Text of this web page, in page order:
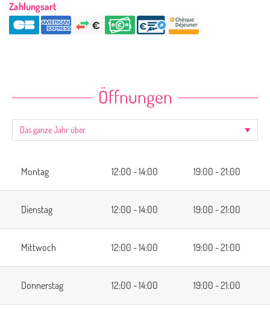
Zahlungsart
Öffnungen
Montag 12:00 - 14:00 19:00 - 21:00
Dienstag 12:00 - 14:00 19:00 - 21:00
Mittwoch 12:00 - 14:00 19:00 - 21:00
Donnerstag 12:00 - 14:00 19:00 - 21:00